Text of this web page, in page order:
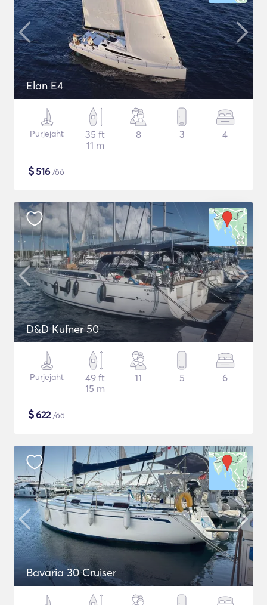
Elan E4
Purjejaht
35 ft
11 m
8 3 4
$516 /öö
D&D Kufner 50
Purjejaht
49 ft
15 m
11 5 6
$622/öö
Bavaria 30 Cruiser